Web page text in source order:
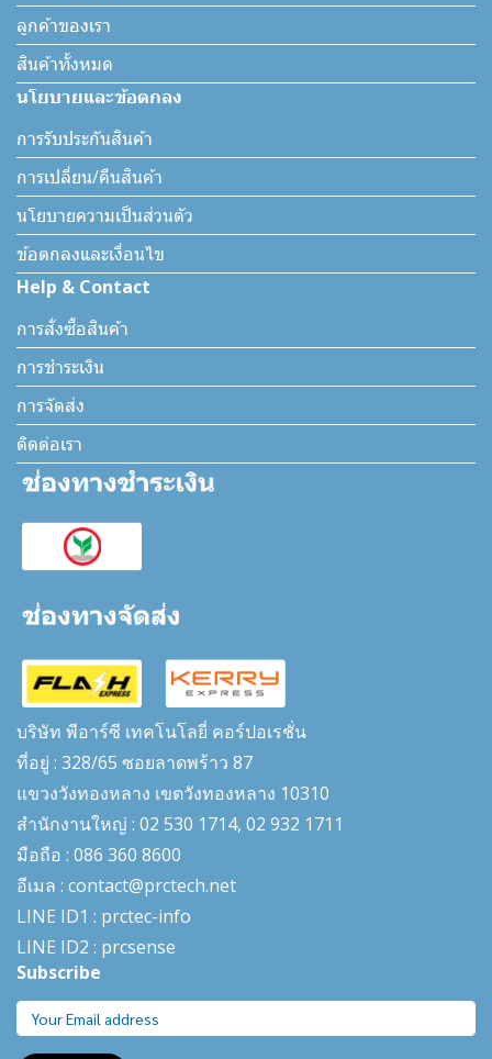
ลูกค้าของเรา
สินค้าทั้งหมด
นโยบายและข้อตกลง
การรับประกันสินค้า
การเปลี่ยน/คืนสินค้า
นโยบายความเป็นส่วนตัว
ข้อตกลงและเงื่อนไข
Help & Contact
การสั่งซื้อสินค้า
การชำระเงิน
การจัดส่ง
ติดต่อเรา
บริษัท พีอาร์ซี เทคโนโลยี่ คอร์ปอเรชั่น
ที่อยู่ : 328/65 ซอยลาดพร้าว 87
แขวงวังทองหลาง เขตวังทองหลาง 10310
สำนักงานใหญ่ : 02 530 1714, 02 932 1711
มือถือ : 086 360 8600
อีเมล : contact@prctech.net
LINE ID1 : prctec-info
LINE ID2 : prcsense
Subscribe